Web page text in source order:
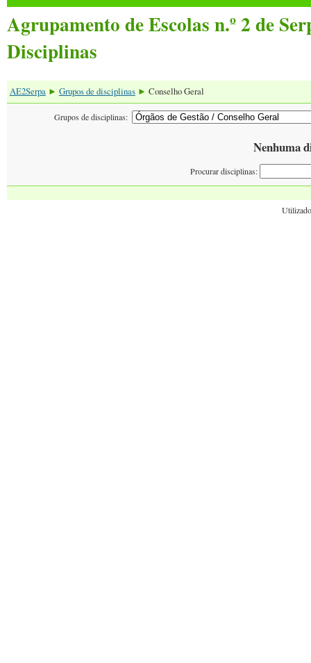
Agrupamento de Escolas n.º 2 de
Disciplinas
AE2Serpa ► Grupos de disciplinas ► Conselho Geral
Grupos de disciplinas:
Nenhuma
Procurar disciplinas: